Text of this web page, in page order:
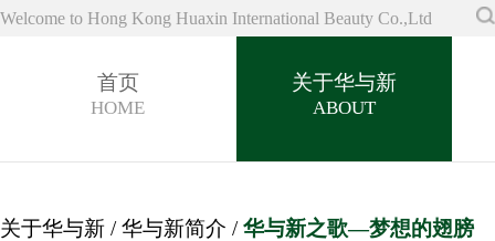
Welcome to Hong Kong Huaxin International Beauty Co.,Ltd
首页
HOME
关于华与新
ABOUT
关于华与新 /华与新简介 /华与新之歌—梦想的翅膀